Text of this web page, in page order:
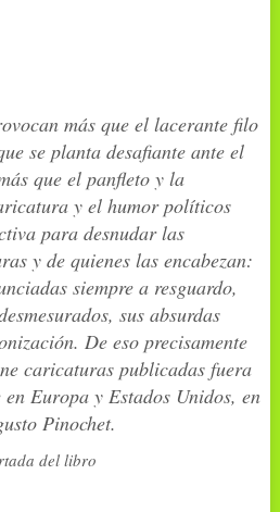
más que el lacerante filo
se planta desafiante ante el
que el panfleto y la
y el humor políticos
para desnudar las
y de quienes las encabezan:
siempre a resguardo,
sus absurdas
De eso precisamente
caricaturas publicadas fuera
Europa y Estados Unidos, en
Pinochet.
del libro